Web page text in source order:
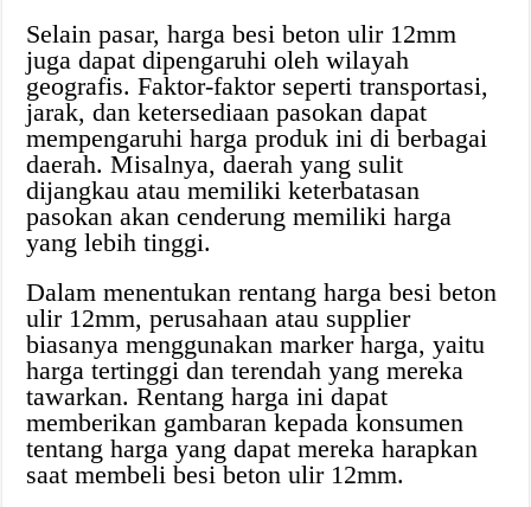
Selain pasar, harga besi beton ulir 12mm
juga dapat dipengaruhi oleh wilayah
geografis. Faktor-faktor seperti transportasi,
jarak, dan ketersediaan pasokan dapat
mempengaruhi harga produk ini di berbagai
daerah. Misalnya, daerah yang sulit
dijangkau atau memiliki keterbatasan
pasokan akan cenderung memiliki harga
yang lebih tinggi.
Dalam menentukan rentang harga besi beton
ulir 12mm, perusahaan atau supplier
biasanya menggunakan marker harga, yaitu
harga tertinggi dan terendah yang mereka
tawarkan. Rentang harga ini dapat
memberikan gambaran kepada konsumen
tentang harga yang dapat mereka harapkan
saat membeli besi beton ulir 12mm.